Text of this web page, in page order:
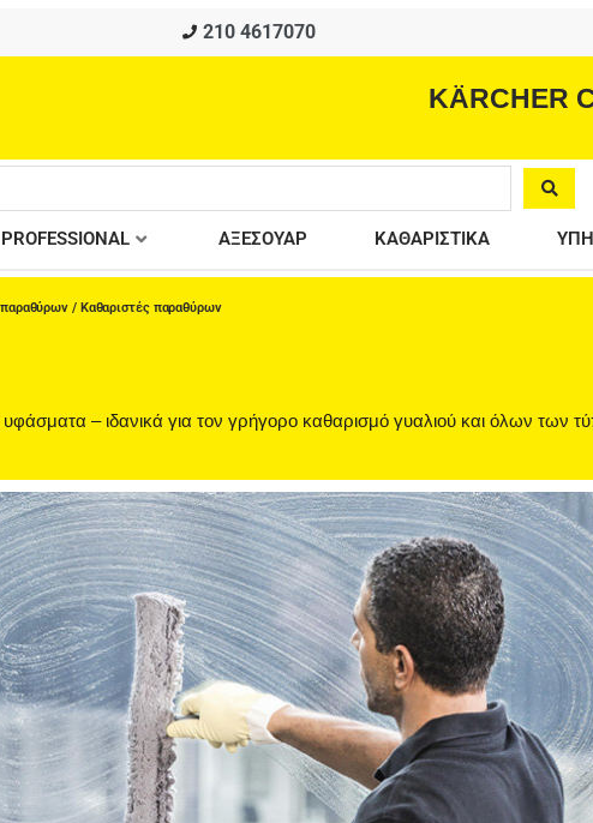
210 4617070
KÄRCHER
PROFESSIONAL ΑΞΕΣΟΥΑΡ ΚΑΘΑΡΙΣΤΙΚΑ
παραθύρων / Καθαριστές παραθύρων
– ιδανικά για τον γρήγορο καθαρισμό γυαλιού και όλων των